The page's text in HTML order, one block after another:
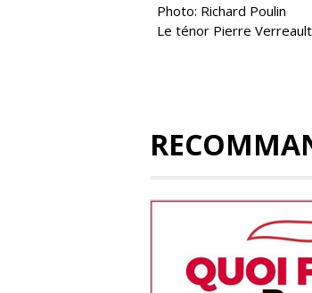
Photo: Richard Poulin
Le ténor Pierre